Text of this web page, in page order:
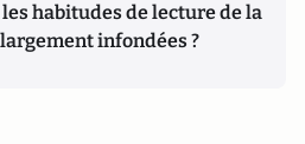
habitudes de lecture de la
infondées ?